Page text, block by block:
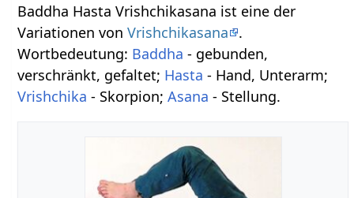
Baddha Hasta Vrishchikasana ist eine der
Variationen vonVrishchikasana
.
Wortbedeutung: Baddha - gebunden,
verschränkt, gefaltet; Hasta - Hand, Unterarm;
Vrishchika - Skorpion;Asana - Stellung.